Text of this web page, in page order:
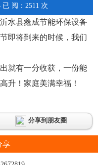
已 阅：2511 次
水县鑫成节能环保设备
即将到来的时候，我们
就有一分收获，一份能
升！家庭美满幸福！
分享到朋友圈
享